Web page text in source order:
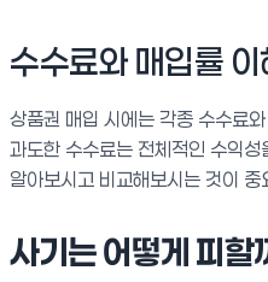
수수료와 매입률 이
상품권 매입 시에는 각종 수수료
과도한 수수료는 전체적인 수익
알아보시고 비교해보시는 것이 중
사기는 어떻게 피할